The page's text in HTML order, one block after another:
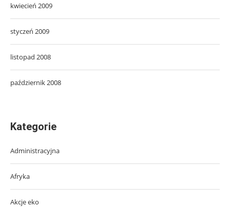
kwiecień 2009
styczeń 2009
listopad 2008
październik 2008
Kategorie
Administracyjna
Afryka
Akcje eko